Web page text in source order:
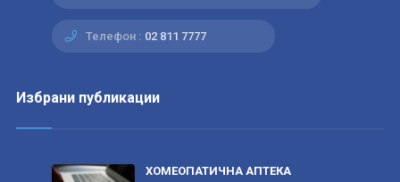
Телефон : 02 811 7777
Избрани публикации
ХОМЕОПАТИЧНА АПТЕКА